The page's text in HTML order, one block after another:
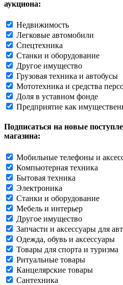
аукциона:
Недвижимость
Легковые автомобили
Спецтехника
Станки и оборудование
Другое имущество
Грузовая техника и автобусы
Мототехника и средства
Доля в уставном фонде
Предприятие как
Подписаться на новые
магазина:
Мобильные телефоны и
Компьютерная техника
Бытовая техника
Электроника
Станки и оборудование
Мебель и интерьер
Другое имущество
Запчасти и аксессуары для
Одежда, обувь и аксессуары
Товары для спорта и туризма
Ритуальные товары
Канцелярские товары
Сантехника